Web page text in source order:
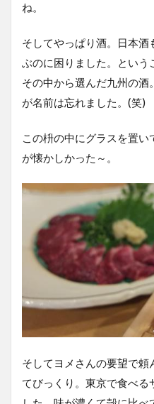
ね。
そしてやっぱり酒。日本
ぶのに困りました。という
その中から選んだ九州の
が名前は忘れました。(笑)
この枡の中にグラスを置
が懐かしかった～。
そしてヨメさんの要望で頼
てびっくり。東京で食べる